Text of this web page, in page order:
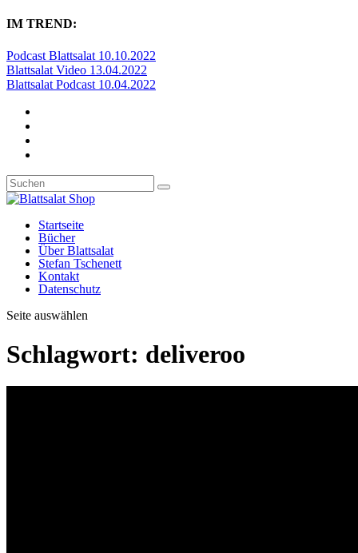
IM TREND:
Podcast Blattsalat 10.10.2022
Blattsalat Video 13.04.2022
Blattsalat Podcast 10.04.2022
Startseite
Bücher
Über Blattsalat
Stefan Tschenett
Kontakt
Datenschutz
Seite auswählen
Schlagwort: deliveroo